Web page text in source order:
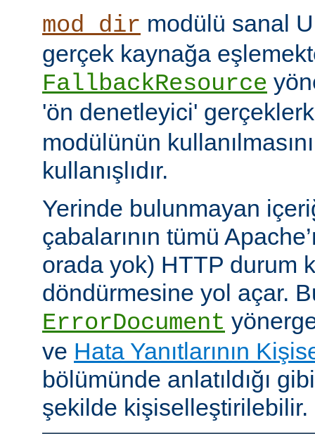
mod_dir modülü sanal
gerçek kaynağa
FallbackResource
'ön denetleyici'
modülünün
kullanışlıdır.
Yerinde bulunmayan
çabalarının tümü
orada yok) HTTP durum
döndürmesine yol açar.
ErrorDocument
ve Hata Yanıtlarının
bölümünde anlatıldığı
şekilde kişiselleştirilebilir.